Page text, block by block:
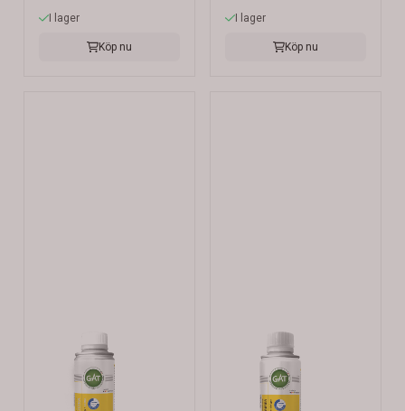
I lager
Köp nu
I lager
Köp nu